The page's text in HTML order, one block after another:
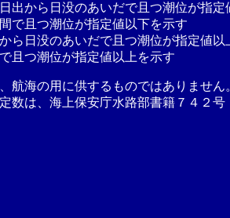
出から日没のあいだで且つ潮位が指
で且つ潮位が指定値以下を示す
ら日没のあいだで且つ潮位が指定値以
且つ潮位が指定値以上を示す
航海の用に供するものではありませ
数は、海上保安庁水路部書籍７４２